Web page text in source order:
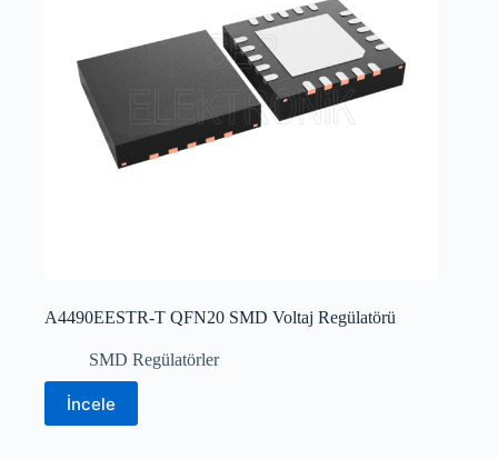
A4490EESTR-T QFN20 SMD Voltaj Regülatörü
SMD Regülatörler
İncele